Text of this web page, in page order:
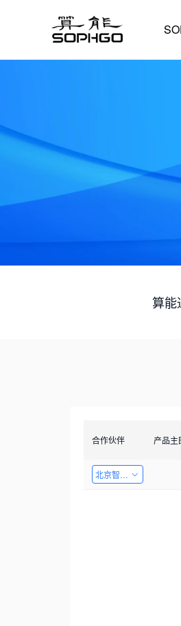
算能
合作伙伴 产品主
北京智启图瞳科技有限